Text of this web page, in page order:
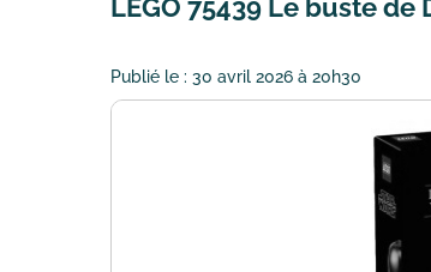
LEGO 75439 Le buste
Publié le : 30 avril 2026 à 20h30